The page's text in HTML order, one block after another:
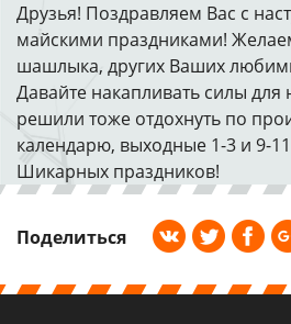
Друзья! Поздравляем Вас с
майскими праздниками!
шашлыка, других Ваших
Давайте накапливать силы
решили тоже отдохнуть по
календарю, выходные 1-3 и 9-
Шикарных праздников!
Поделиться